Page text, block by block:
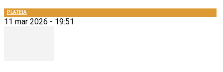
PLATEIA
11 mar 2026 - 19:51